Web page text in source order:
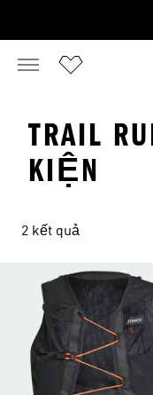
TRAIL
KIỆN
2 kết quả